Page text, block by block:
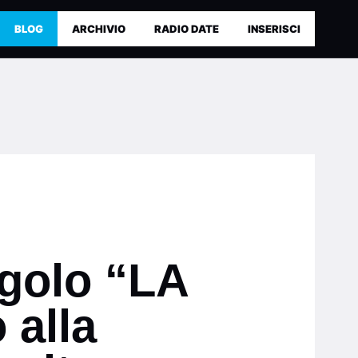
BLOG ARCHIVIO RADIO DATE INSERISCI
“LA
alla